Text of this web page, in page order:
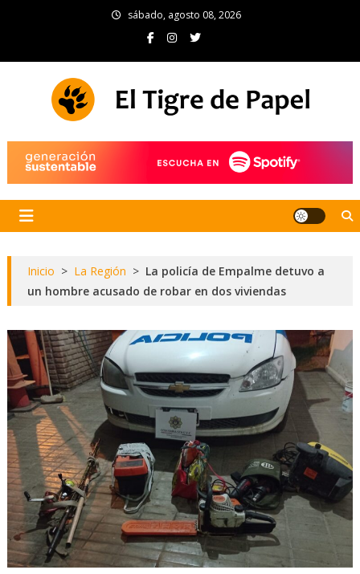
sábado, agosto 08, 2026
Inicio > La Región > La policía de Empalme detuvo a
un hombre acusado de robar en dos viviendas